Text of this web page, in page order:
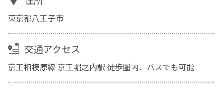
東京都八王子市
交通アクセス
京王相模原線 京王堀之内駅 徒歩圏内、バスでも可能